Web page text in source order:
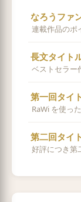
なろうファ
連載作品のポ
長文タイト
ベストセラー
第一回タイ
RaWi を使っ
第二回タイ
好評につき第